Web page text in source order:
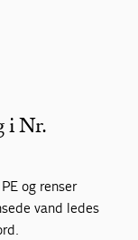
i Nr.
og renser
vand ledes